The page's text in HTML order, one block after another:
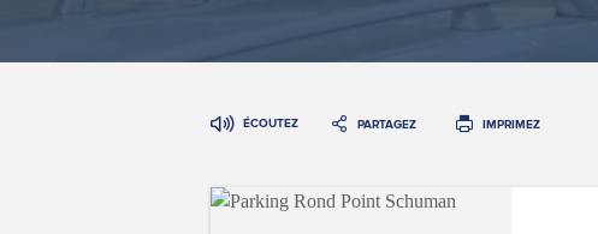
ÉCOUTEZ PARTAGEZ IMPRIMEZ